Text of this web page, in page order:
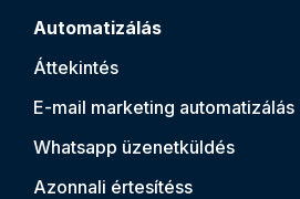
Automatizálás
Áttekintés
E-mail marketing automatizálás
Whatsapp üzenetküldés
Azonnali értesítéss